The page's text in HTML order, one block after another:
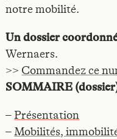
notre mobilité.
Un dossier
Wernaers.
>> Commandez ce
SOMMAIRE
–Présentation
–Mobilités,